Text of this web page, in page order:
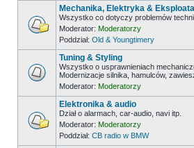
Mechanika, Elektryka &
Wszystko co dotyczy problemów
Moderator: Moderatorzy
Poddział: Old & Youngtimery
Tuning & Styling
Wszystko o usprawnieniach
Modernizacje silnika, hamulców,
Moderator: Moderatorzy
Elektronika & audio
Dział o alarmach, car-audio, navi itp.
Moderator: Moderatorzy
Poddział: CB radio w BMW